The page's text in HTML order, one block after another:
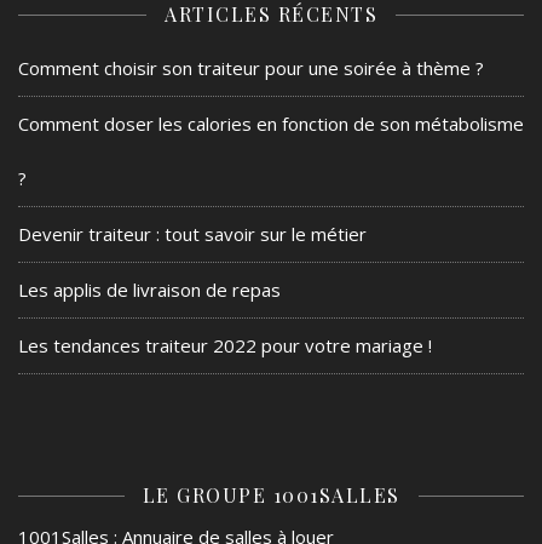
ARTICLES RÉCENTS
Comment choisir son traiteur pour une soirée à thème ?
Comment doser les calories en fonction de son métabolisme
?
Devenir traiteur : tout savoir sur le métier
Les applis de livraison de repas
Les tendances traiteur 2022 pour votre mariage !
LE GROUPE 1001SALLES
1001Salles : Annuaire de salles à louer